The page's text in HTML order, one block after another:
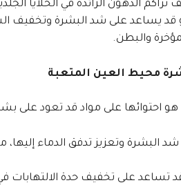
الدهون الزائدة في الخلايا
قد يساعد على شد البشرة
والبطن.
محيط العين المتعبة
احتوائها على مواد قد تعود على
البشرة وتعزيز تدفق الدماء
تساعد على تخفيف حدة الالتهابات